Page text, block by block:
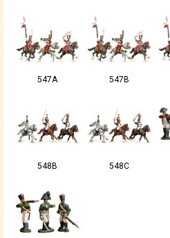
547A 547B
548B 548C